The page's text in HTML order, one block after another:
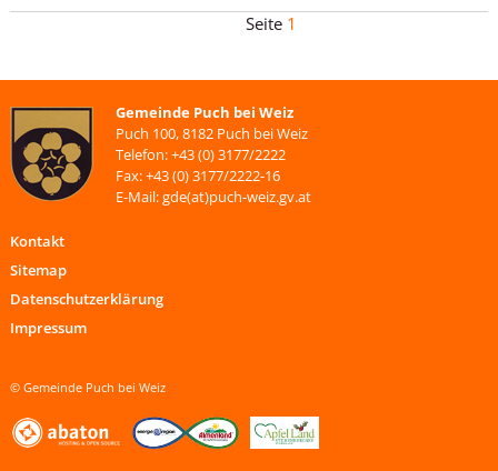
1
Gemeinde Puch bei Weiz
Puch 100, 8182 Puch bei Weiz
Telefon: +43 (0) 3177/2222
Fax: +43 (0) 3177/2222-16
E-Mail: gde(at)puch-weiz.gv.at
Kontakt
Sitemap
Datenschutzerklärung
Impressum
© Gemeinde Puch bei Weiz